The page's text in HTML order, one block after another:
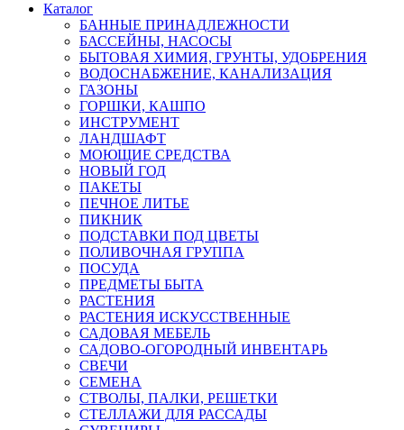
Каталог
БАННЫЕ ПРИНАДЛЕЖНОСТИ
БАССЕЙНЫ, НАСОСЫ
БЫТОВАЯ ХИМИЯ, ГРУНТЫ, УДОБРЕНИЯ
ВОДОСНАБЖЕНИЕ, КАНАЛИЗАЦИЯ
ГАЗОНЫ
ГОРШКИ, КАШПО
ИНСТРУМЕНТ
ЛАНДШАФТ
МОЮЩИЕ СРЕДСТВА
НОВЫЙ ГОД
ПАКЕТЫ
ПЕЧНОЕ ЛИТЬЕ
ПИКНИК
ПОДСТАВКИ ПОД ЦВЕТЫ
ПОЛИВОЧНАЯ ГРУППА
ПОСУДА
ПРЕДМЕТЫ БЫТА
РАСТЕНИЯ
РАСТЕНИЯ ИСКУССТВЕННЫЕ
САДОВАЯ МЕБЕЛЬ
САДОВО-ОГОРОДНЫЙ ИНВЕНТАРЬ
СВЕЧИ
СЕМЕНА
СТВОЛЫ, ПАЛКИ, РЕШЕТКИ
СТЕЛЛАЖИ ДЛЯ РАССАДЫ